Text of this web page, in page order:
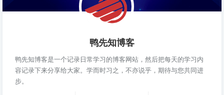
鸭先知博客
鸭先知博客是一个记录日常学习的博客网站，然后把每天的学习内
容记录下来分享给大家。学而时习之，不亦说乎，期待与您共同进
步。